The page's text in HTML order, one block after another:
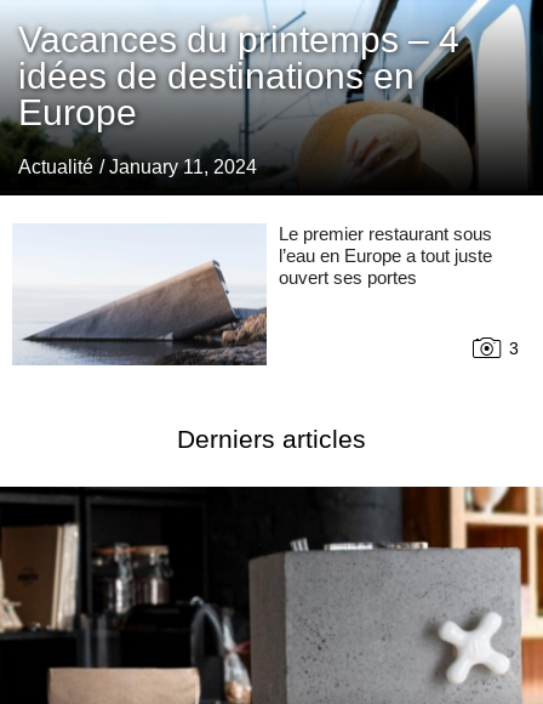
Vacances du printemps – 4
idées de destinations en
Europe
Actualité / January 11, 2024
Le premier restaurant sous
l’eau en Europe a tout juste
ouvert ses portes
3
Derniers articles